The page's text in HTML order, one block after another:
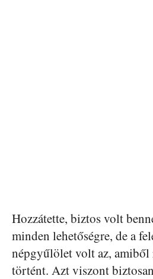
Hozzátette, biztos volt
minden lehetőségre, de a
népgyűlölet volt az, amiből
történt. Azt viszont